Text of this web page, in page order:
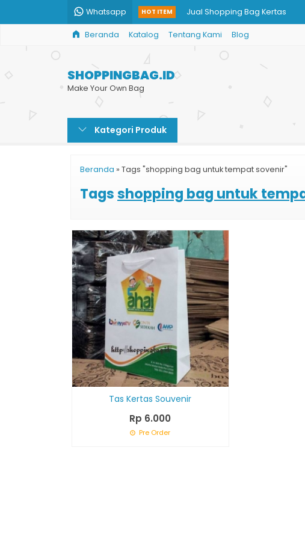
Whatsapp HOT ITEM Jual Shopping Bag Kertas
Paper Bag Printing
Paper Bag Toko Baju
Shopping Bag Kraft
Beranda Katalog Tentang Kami Blog
SHOPPINGBAG.ID
Make Your Own Bag
Kategori Produk
Beranda » Tags "shopping bag untuk tempat sovenir"
Tagsshopping bag untuk
Tas Kertas Souvenir
Rp 6.000
Pre Order